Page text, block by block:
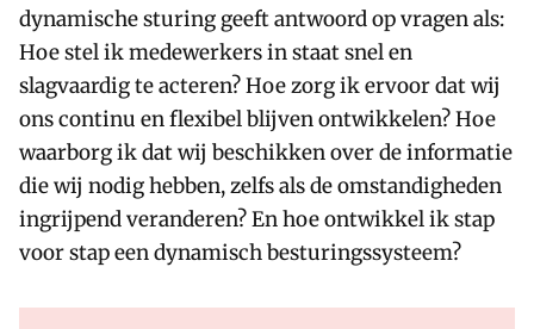
dynamische sturing geeft antwoord op vragen als:
Hoe stel ik medewerkers in staat snel en
slagvaardig te acteren? Hoe zorg ik ervoor dat wij
ons continu en flexibel blijven ontwikkelen? Hoe
waarborg ik dat wij beschikken over de informatie
die wij nodig hebben, zelfs als de omstandigheden
ingrijpend veranderen? En hoe ontwikkel ik stap
voor stap een dynamisch besturingssysteem?